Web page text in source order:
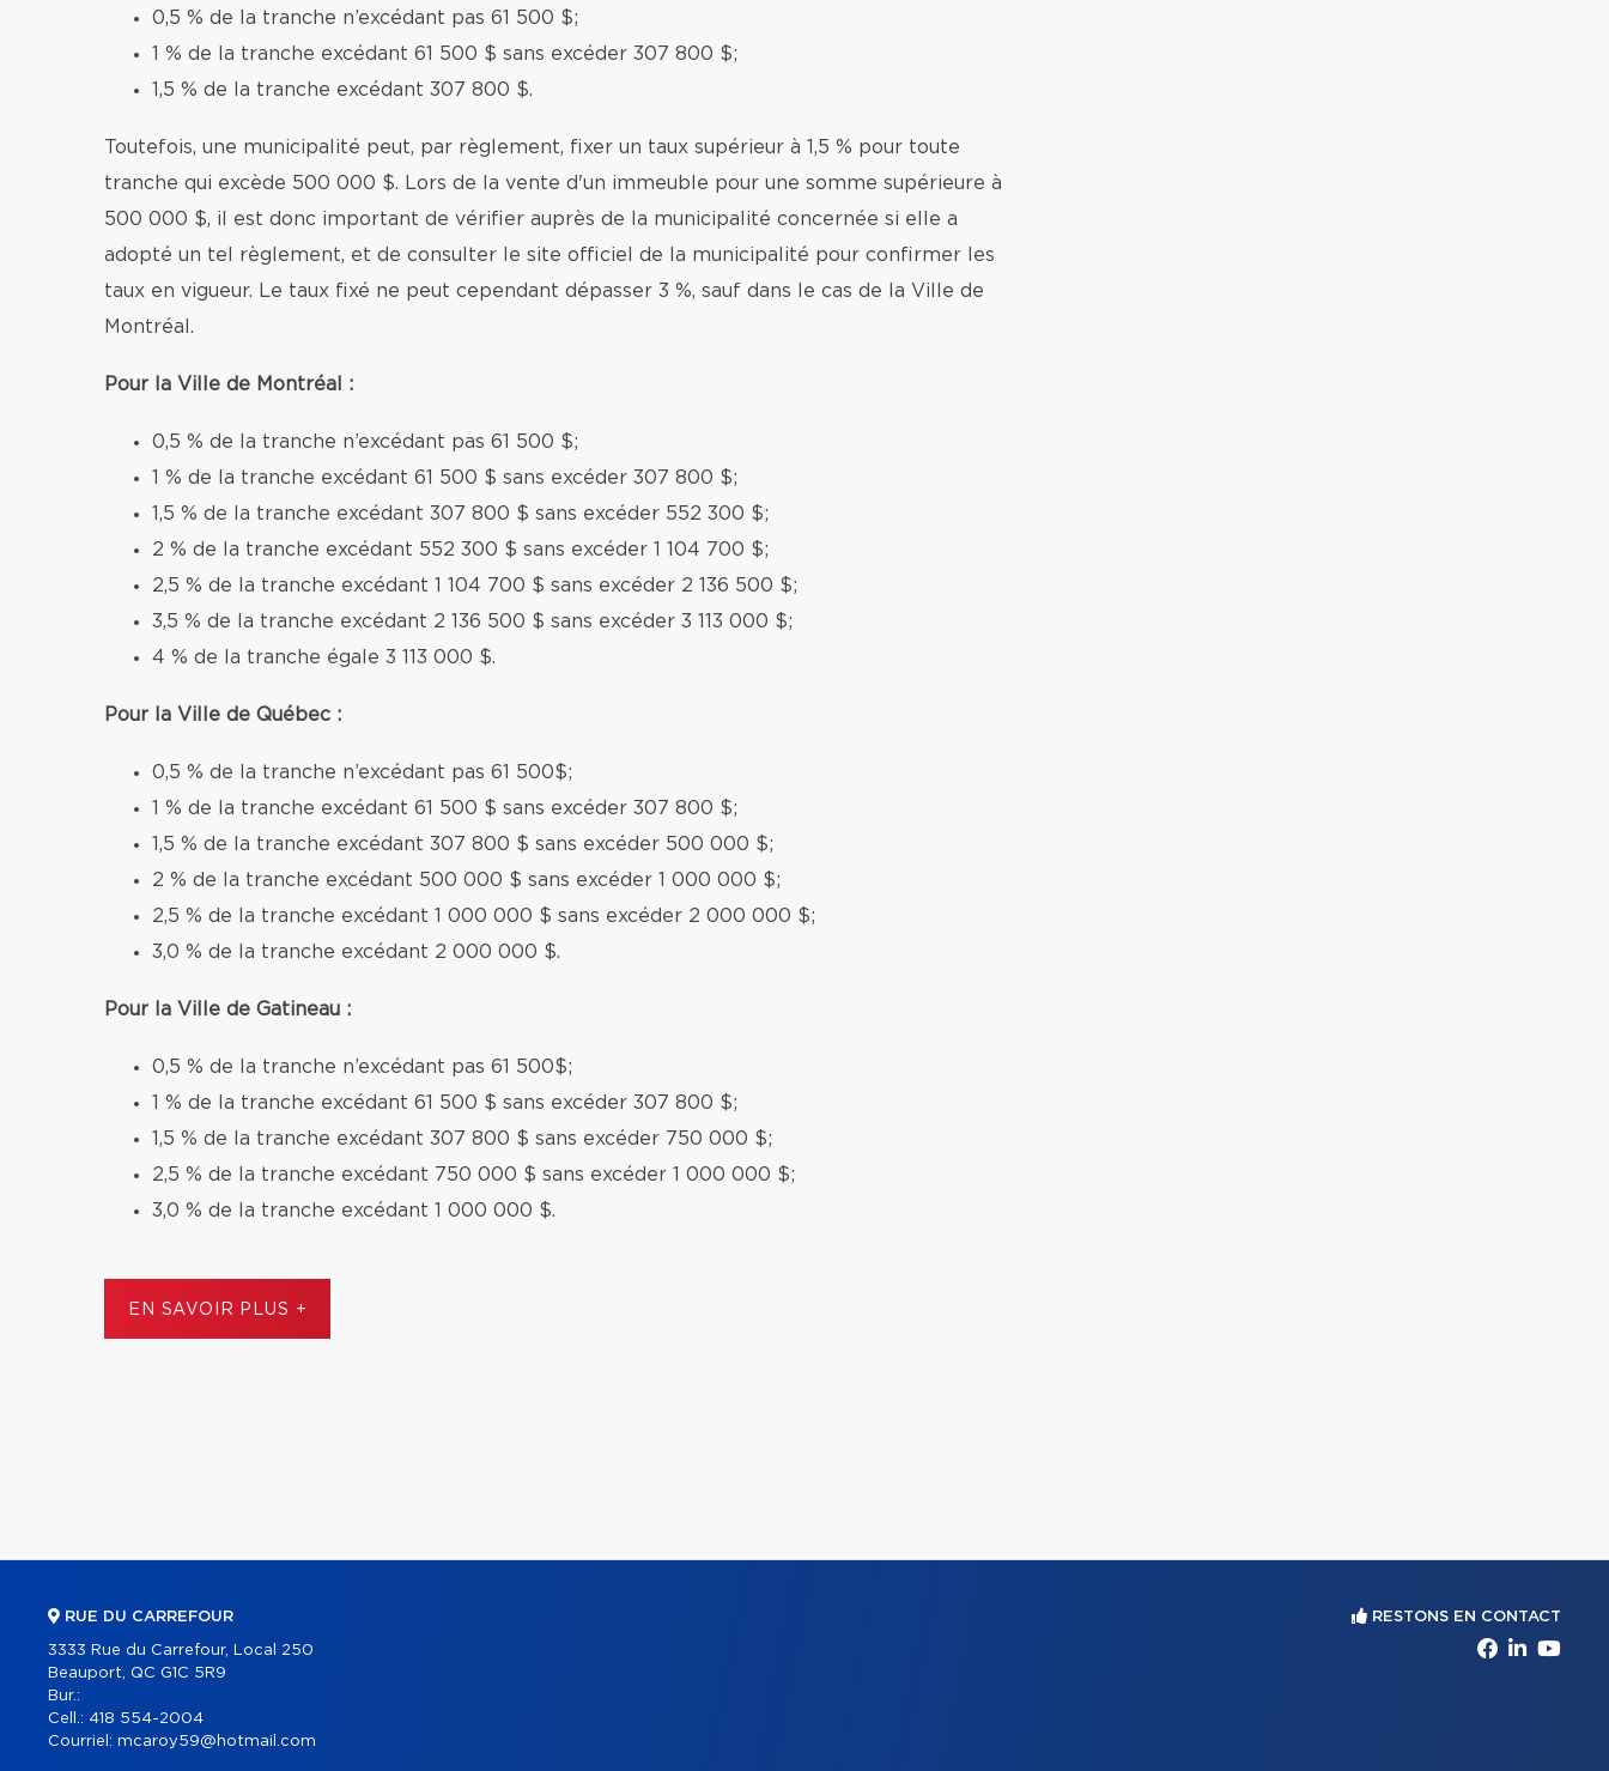
0,5 % de la tranche n’excédant pas 61 500 $;
1 % de la tranche excédant 61 500 $ sans excéder 307 800 $;
1,5 % de la tranche excédant 307 800 $.
Toutefois, une municipalité peut, par règlement, fixer un taux supérieur à 1,5 % pour toute
tranche qui excède 500 000 $. Lors de la vente d'un immeuble pour une somme supérieure à
500 000 $, il est donc important de vérifier auprès de la municipalité concernée si elle a
adopté un tel règlement, et de consulter le site officiel de la municipalité pour confirmer les
taux en vigueur. Le taux fixé ne peut cependant dépasser 3 %, sauf dans le cas de la Ville de
Montréal.
Pour la Ville de Montréal :
0,5 % de la tranche n’excédant pas 61 500 $;
1 % de la tranche excédant 61 500 $ sans excéder 307 800 $;
1,5 % de la tranche excédant 307 800 $ sans excéder 552 300 $;
2 % de la tranche excédant 552 300 $ sans excéder 1 104 700 $;
2,5 % de la tranche excédant 1 104 700 $ sans excéder 2 136 500 $;
3,5 % de la tranche excédant 2 136 500 $ sans excéder 3 113 000 $;
4 % de la tranche égale 3 113 000 $.
Pour la Ville de Québec :
0,5 % de la tranche n’excédant pas 61 500$;
1 % de la tranche excédant 61 500 $ sans excéder 307 800 $;
1,5 % de la tranche excédant 307 800 $ sans excéder 500 000 $;
2 % de la tranche excédant 500 000 $ sans excéder 1 000 000 $;
2,5 % de la tranche excédant 1 000 000 $ sans excéder 2 000 000 $;
3,0 % de la tranche excédant 2 000 000 $.
Pour la Ville de Gatineau :
0,5 % de la tranche n’excédant pas 61 500$;
1 % de la tranche excédant 61 500 $ sans excéder 307 800 $;
1,5 % de la tranche excédant 307 800 $ sans excéder 750 000 $;
2,5 % de la tranche excédant 750 000 $ sans excéder 1 000 000 $;
3,0 % de la tranche excédant 1 000 000 $.
EN SAVOIR PLUS +
RUE DU CARREFOUR
3333 Rue du Carrefour, Local 250
Beauport, QC G1C 5R9
Bur.:
Cell.: 418 554-2004
Courriel: mcaroy59@hotmail.com
RESTONS EN CONTACT